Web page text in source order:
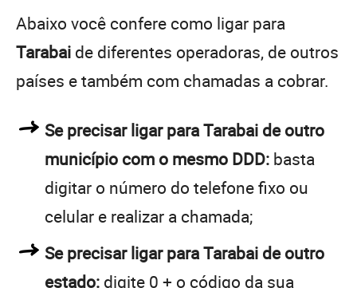
Abaixo você confere como ligar para
Tarabai de diferentes operadoras, de outros
países e também com chamadas a cobrar.
Se precisar ligar para Tarabai de outro
município com o mesmo DDD: basta
digitar o número do telefone fixo ou
celular e realizar a chamada;
Se precisar ligar para Tarabai de outro
estado: digite 0 + o código da sua